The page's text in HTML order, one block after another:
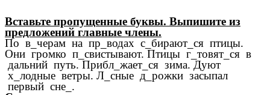
Вставьте пропущенные буквы. Выпишите из
предложений главные члены.
По в_черам на пр_водах с_бирают_ся птицы.
Они громко п_свистывают. Птицы г_товят_ся в
дальний путь. Прибл_жает_ся зима. Дуют
х_лодные ветры. Л_сные д_рожки засыпал
первый сне_.